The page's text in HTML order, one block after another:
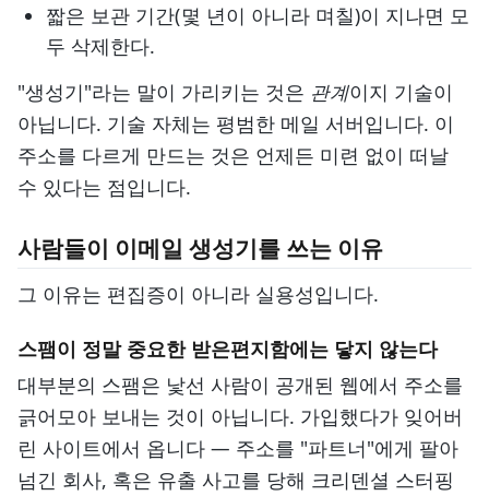
짧은 보관 기간(몇 년이 아니라 며칠)이 지나면 모
두 삭제한다.
"생성기"라는 말이 가리키는 것은 관계이지 기술이
아닙니다. 기술 자체는 평범한 메일 서버입니다. 이
주소를 다르게 만드는 것은 언제든 미련 없이 떠날
수 있다는 점입니다.
사람들이 이메일 생성기를 쓰는 이유
그 이유는 편집증이 아니라 실용성입니다.
스팸이 정말 중요한 받은편지함에는 닿지 않는다
대부분의 스팸은 낯선 사람이 공개된 웹에서 주소를
긁어모아 보내는 것이 아닙니다. 가입했다가 잊어버
린 사이트에서 옵니다 — 주소를 "파트너"에게 팔아
넘긴 회사, 혹은 유출 사고를 당해 크리덴셜 스터핑